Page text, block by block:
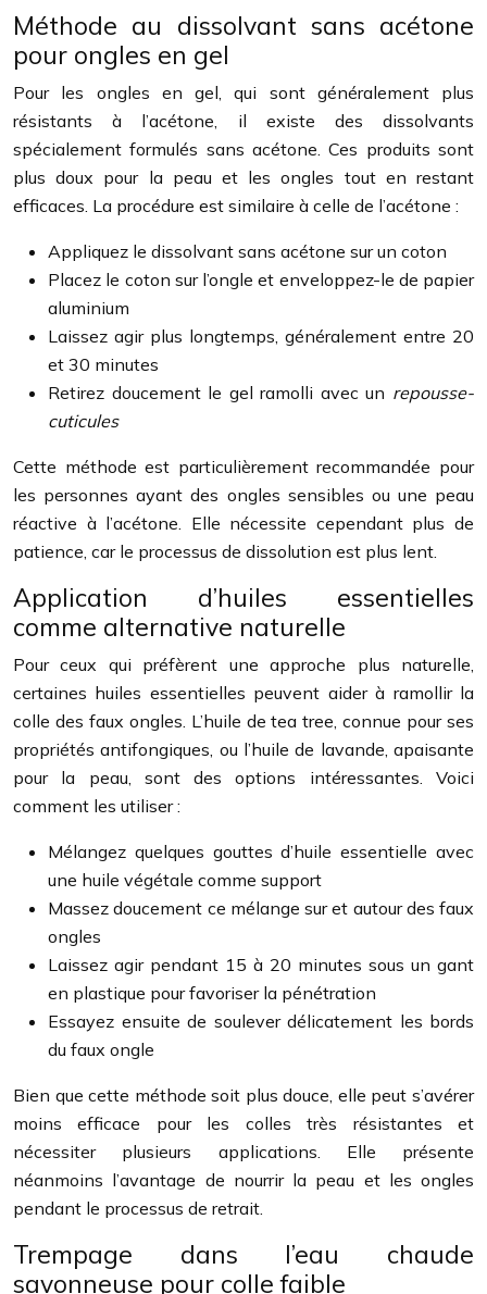
Méthode au dissolvant sans acétone
pour ongles en gel
Pour les ongles en gel, qui sont généralement plus
résistants à l’acétone, il existe des dissolvants
spécialement formulés sans acétone. Ces produits sont
plus doux pour la peau et les ongles tout en restant
efficaces. La procédure est similaire à celle de l’acétone :
Appliquez le dissolvant sans acétone sur un coton
Placez le coton sur l’ongle et enveloppez-le de papier
aluminium
Laissez agir plus longtemps, généralement entre 20
et 30 minutes
Retirez doucement le gel ramolli avec un repousse-
cuticules
Cette méthode est particulièrement recommandée pour
les personnes ayant des ongles sensibles ou une peau
réactive à l’acétone. Elle nécessite cependant plus de
patience, car le processus de dissolution est plus lent.
Application d’huiles essentielles
comme alternative naturelle
Pour ceux qui préfèrent une approche plus naturelle,
certaines huiles essentielles peuvent aider à ramollir la
colle des faux ongles. L’huile de tea tree, connue pour ses
propriétés antifongiques, ou l’huile de lavande, apaisante
pour la peau, sont des options intéressantes. Voici
comment les utiliser :
Mélangez quelques gouttes d’huile essentielle avec
une huile végétale comme support
Massez doucement ce mélange sur et autour des faux
ongles
Laissez agir pendant 15 à 20 minutes sous un gant
en plastique pour favoriser la pénétration
Essayez ensuite de soulever délicatement les bords
du faux ongle
Bien que cette méthode soit plus douce, elle peut s’avérer
moins efficace pour les colles très résistantes et
nécessiter plusieurs applications. Elle présente
néanmoins l’avantage de nourrir la peau et les ongles
pendant le processus de retrait.
Trempage dans l’eau chaude
savonneuse pour colle faible